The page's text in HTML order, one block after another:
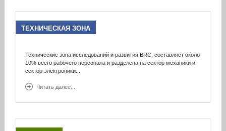
ТЕХНИЧЕСКАЯ ЗОНА
Технические зона исследований и развития BRC, составляет около
10% всего рабочего персонала и разделена на сектор механики и
сектор электроники...
Читать далее...